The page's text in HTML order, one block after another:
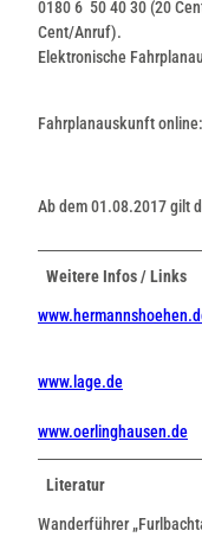
0180 6 50 40 30 (20
Cent/Anruf).
Elektronische
Fahrplanauskunft online:
Ab dem 01.08.2017 gilt
Weitere Infos / Links
www.lage.de
www.oerlinghausen.de
Literatur
Wanderführer